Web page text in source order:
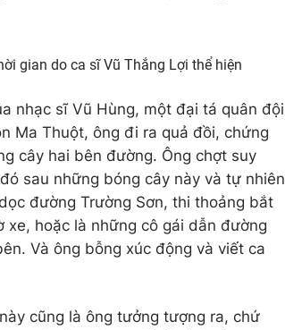
gian do ca sĩ Vũ Thắng Lợi thể hiện
nhạc sĩ Vũ Hùng, một đại tá quân đội
Ma Thuột, ông đi ra quả đồi, chứng
cây hai bên đường. Ông chợt suy
sau những bóng cây này và tự nhiên
đường Trường Sơn, thi thoảng bắt
xe, hoặc là những cô gái dẫn đường
Và ông bỗng xúc động và viết ca
cũng là ông tưởng tượng ra, chứ